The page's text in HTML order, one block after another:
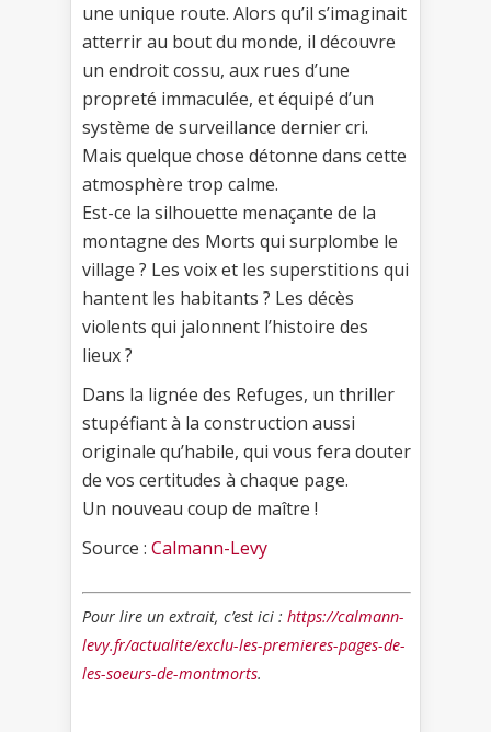
une unique route. Alors qu’il s’imaginait
atterrir au bout du monde, il découvre
un endroit cossu, aux rues d’une
propreté immaculée, et équipé d’un
système de surveillance dernier cri.
Mais quelque chose détonne dans cette
atmosphère trop calme.
Est-ce la silhouette menaçante de la
montagne des Morts qui surplombe le
village ? Les voix et les superstitions qui
hantent les habitants ? Les décès
violents qui jalonnent l’histoire des
lieux ?
Dans la lignée des Refuges, un thriller
stupéfiant à la construction aussi
originale qu’habile, qui vous fera douter
de vos certitudes à chaque page.
Un nouveau coup de maître !
Source : Calmann-Levy
Pour lire un extrait, c’est ici : https://calmann-
levy.fr/actualite/exclu-les-premieres-pages-de-
les-soeurs-de-montmorts.